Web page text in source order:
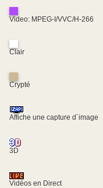
Video: MPEG-I/VVC/H-266
Clair
Crypté
Affiche une capture d´image
3D
Vidéos en Direct